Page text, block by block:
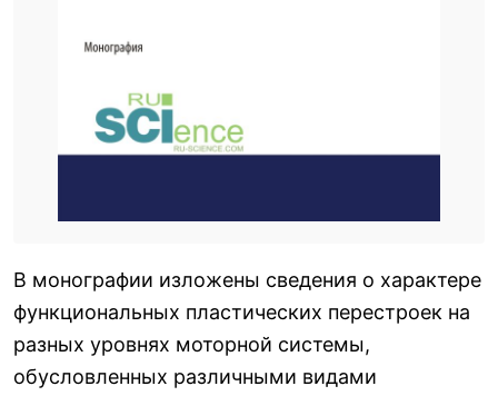
В монографии изложены сведения о характере
функциональных пластических перестроек на
разных уровнях моторной системы,
обусловленных различными видами